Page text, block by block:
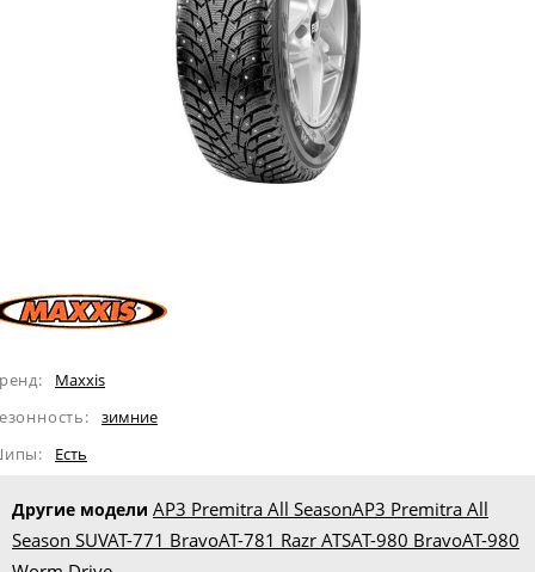
Maxxis
зимние
Eсть
Другие модели AP3 Premitra All SeasonAP3 Premitra All
Season SUVAT-771 BravoAT-781 Razr ATSAT-980 BravoAT-980